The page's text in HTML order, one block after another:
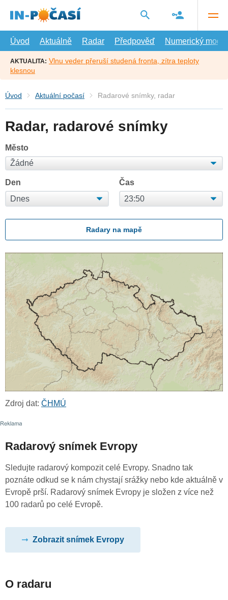
hlavní
Úvod
Aktuálně Radar Předpověď Numerický model
AKTUALITA: Vlnu veder přeruší studená fronta, zítra teploty
klesnou
Úvod Aktuální počasí Radarové snímky, radar
Radar, radarové snímky
Město
Den Čas
Radary na mapě
Zdroj dat: ČHMÚ
Radarový snímek Evropy
Sledujte radarový kompozit celé Evropy. Snadno tak
poznáte odkud se k nám chystají srážky nebo kde aktuálně v
Evropě prší. Radarový snímek Evropy je složen z více než
100 radarů po celé Evropě.
Zobrazit snímek Evropy
O radaru